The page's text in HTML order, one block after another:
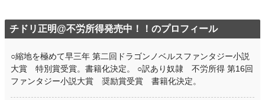
年間ポイント 2,608 pt (60,797 位)
累計ポイント 28,561 pt (59,667 位)
チドリ正明@不労所得発売中！！のプロフィール
○縮地を極めて早三年 第二回ドラゴンノベルスファンタジー小説
大賞 特別賞受賞。書籍化決定。 ○訳あり奴隷 不労所得 第16回
ファンタジー小説大賞 奨励賞受賞 書籍化決定。